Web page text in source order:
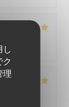
し
理
格